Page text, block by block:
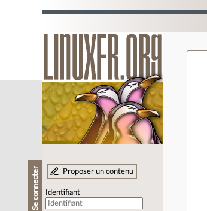
Se connecter Proposer un contenu
Identifiant